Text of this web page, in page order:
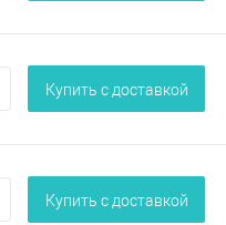
Купить c доставкой
Купить c доставкой